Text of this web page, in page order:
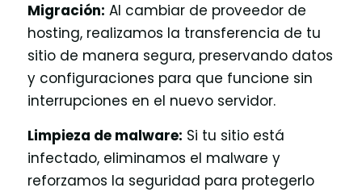
Migración: Al cambiar de proveedor de
hosting, realizamos la transferencia de tu
sitio de manera segura, preservando datos
y configuraciones para que funcione sin
interrupciones en el nuevo servidor.
Limpieza de malware: Si tu sitio está
infectado, eliminamos el malware y
reforzamos la seguridad para protegerlo